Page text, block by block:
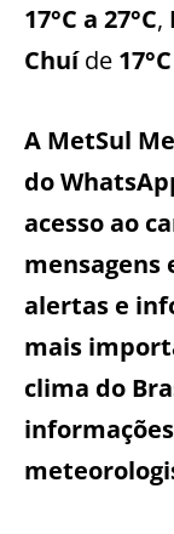
17°C a 27°C,
Chuíde
A MetSul
do
acesso ao
mensagens
alertas e
mais
clima do